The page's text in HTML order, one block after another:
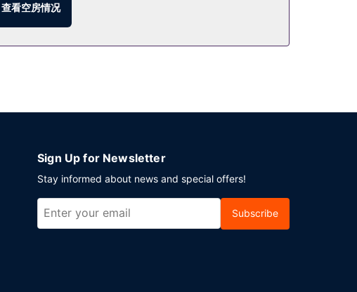
的。
查看空房情况
Sign Up for Newsletter
Stay informed about news and special offers!
Subscribe